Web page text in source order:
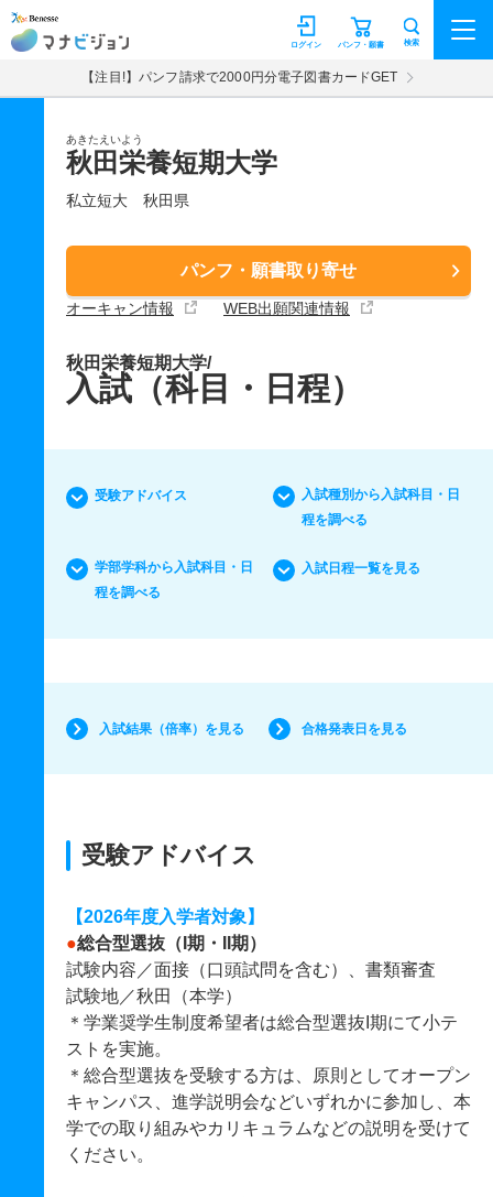
マナビジョン パンフ・願書
ログイン 検索
【注目!】パンフ請求で2000円分電子図書カードGET
あきたえいよう
秋田栄養短期大学
私立短大 秋田県
パンフ・願書取り寄せ
オーキャン情報 WEB出願関連情報
秋田栄養短期大学/
入試（科目・日程）
受験アドバイス
入試種別から入試科目・日
程を調べる
学部学科から入試科目・日
程を調べる
入試日程一覧を見る
入試結果（倍率）を見る 合格発表日を見る
受験アドバイス
【2026年度入学者対象】
●総合型選抜（I期・II期）
試験内容／面接（口頭試問を含む）、書類審査
試験地／秋田（本学）
＊学業奨学生制度希望者は総合型選抜I期にて小テ
ストを実施。
＊総合型選抜を受験する方は、原則としてオープン
キャンパス、進学説明会などいずれかに参加し、本
学での取り組みやカリキュラムなどの説明を受けて
ください。